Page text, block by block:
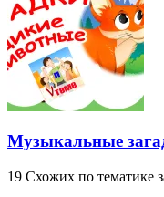
Музыкальные
19 Схожих по тематике